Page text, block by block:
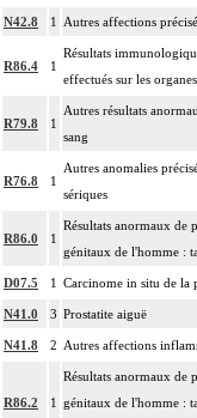
N42.8 1 Autres affections
R86.4 1
Résultats
effectués sur les
R79.8 1
Autres résultats
sang
R76.8 1
Autres anomalies
sériques
R86.0 1
Résultats anormaux de
génitaux de l'homme :
D07.5 1 Carcinome in situ de la
N41.0 3 Prostatite aiguë
N41.8 2 Autres affections
R86.2 1
Résultats anormaux de
génitaux de l'homme :